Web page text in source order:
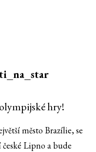
hry!
město Brazílie, se
Lipno a bude